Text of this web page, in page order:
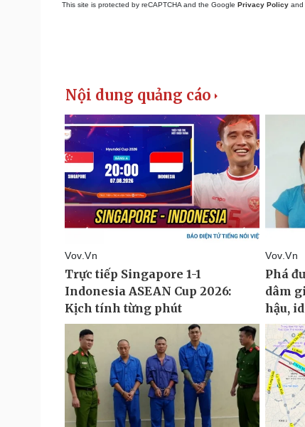
This site is protected by reCAPTCHA and the Google Privacy Policy and